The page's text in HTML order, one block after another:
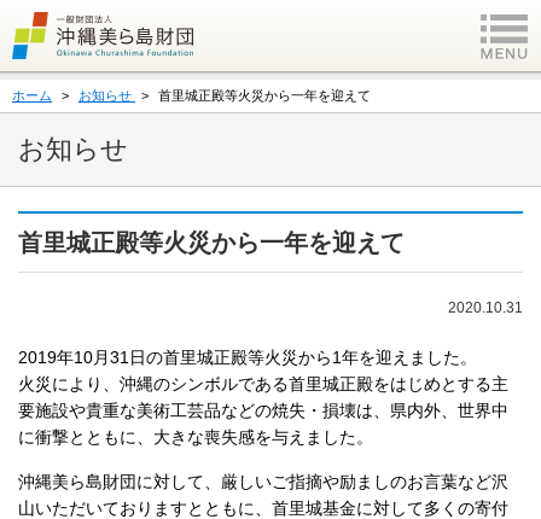
ホーム お知らせ 首里城正殿等火災から一年を迎えて
お知らせ
首里城正殿等火災から一年を迎えて
2020.10.31
2019年10月31日の首里城正殿等火災から1年を迎えました。
火災により、沖縄のシンボルである首里城正殿をはじめとする主
要施設や貴重な美術工芸品などの焼失・損壊は、県内外、世界中
に衝撃とともに、大きな喪失感を与えました。
沖縄美ら島財団に対して、厳しいご指摘や励ましのお言葉など沢
山いただいておりますとともに、首里城基金に対して多くの寄付